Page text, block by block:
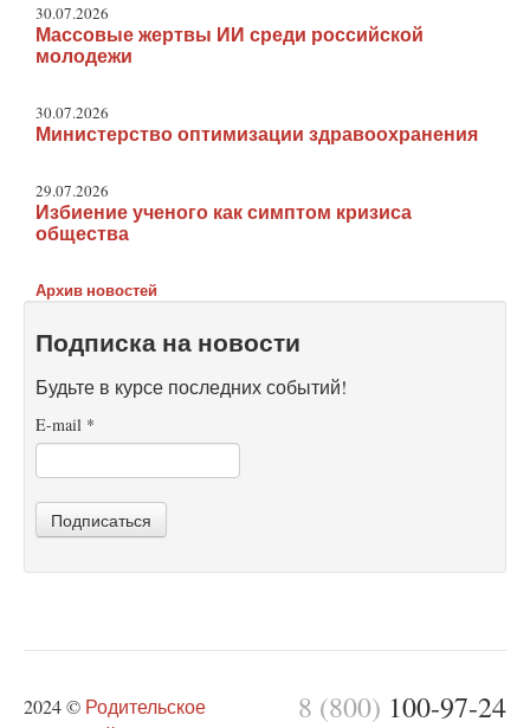
30.07.2026
Массовые жертвы ИИ среди российской
молодежи
30.07.2026
Министерство оптимизации здравоохранения
29.07.2026
Избиение ученого как симптом кризиса
общества
Архив новостей
Подписка на новости
Будьте в курсе последних событий!
E-mail *
Подписаться
8 (800) 100-97-24
2024 © Родительское